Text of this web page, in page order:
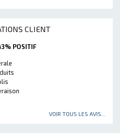
CLIENT
POSITIF
VOIR TOUS LES AVIS...